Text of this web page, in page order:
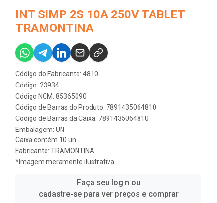
INT SIMP 2S 10A 250V TABLET
TRAMONTINA
Código do Fabricante: 4810
Código: 23934
Código NCM: 85365090
Código de Barras do Produto: 7891435064810
Código de Barras da Caixa: 7891435064810
Embalagem: UN
Caixa contém 10 un
Fabricante: TRAMONTINA
*Imagem meramente ilustrativa
Faça seu login ou
cadastre-se para ver preços e comprar